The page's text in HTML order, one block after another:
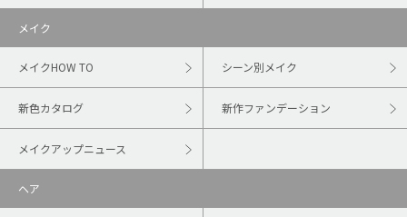
メイク
メイクHOW TO シーン別メイク
新色カタログ 新作ファンデーション
メイクアップニュース
ヘア